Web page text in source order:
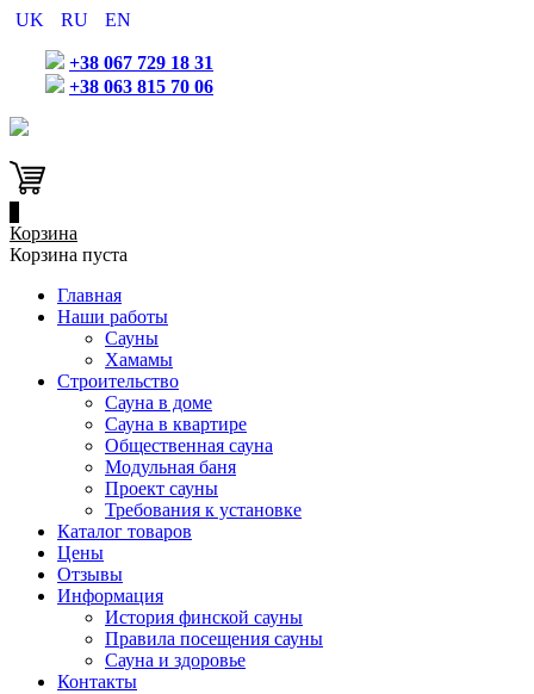
UK RU EN
+38 067 729 18 31
+38 063 815 70 06
Корзина
Корзина пуста
Главная
Наши работы
Сауны
Хамамы
Строительство
Сауна в доме
Сауна в квартире
Общественная сауна
Модульная баня
Проект сауны
Требования к установке
Каталог товаров
Цены
Отзывы
Информация
История финской сауны
Правила посещения сауны
Сауна и здоровье
Контакты